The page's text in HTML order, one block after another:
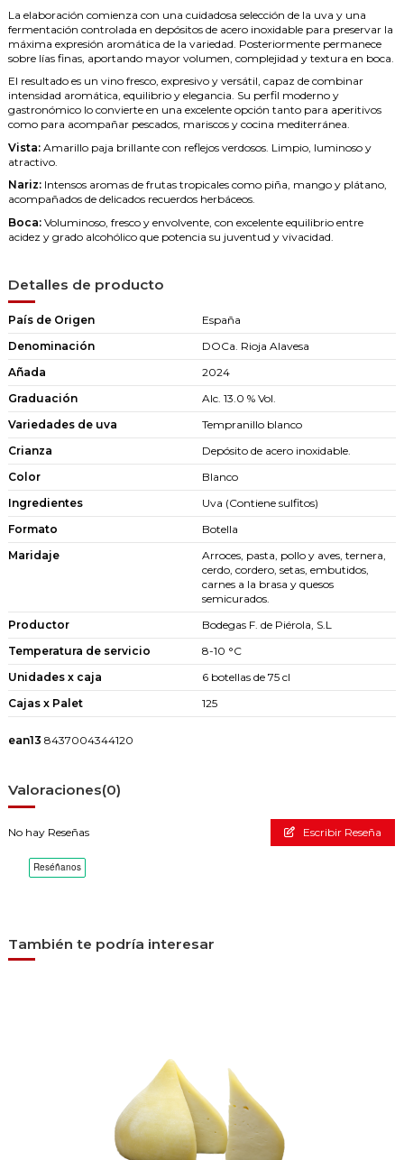
La elaboración comienza con una cuidadosa selección de la uva y una
fermentación controlada en depósitos de acero inoxidable para preservar la
máxima expresión aromática de la variedad. Posteriormente permanece
sobre lías finas, aportando mayor volumen, complejidad y textura en boca.
El resultado es un vino fresco, expresivo y versátil, capaz de combinar
intensidad aromática, equilibrio y elegancia. Su perfil moderno y
gastronómico lo convierte en una excelente opción tanto para aperitivos
como para acompañar pescados, mariscos y cocina mediterránea.
Vista: Amarillo paja brillante con reflejos verdosos. Limpio, luminoso y
atractivo.
Nariz: Intensos aromas de frutas tropicales como piña, mango y plátano,
acompañados de delicados recuerdos herbáceos.
Boca: Voluminoso, fresco y envolvente, con excelente equilibrio entre
acidez y grado alcohólico que potencia su juventud y vivacidad.
Detalles de producto
País de Origen
España
Denominación
DOCa. Rioja Alavesa
Añada
2024
Graduación
Alc. 13.0 % Vol.
Variedades de uva
Tempranillo blanco
Crianza
Depósito de acero inoxidable.
Color
Blanco
Ingredientes
Uva (Contiene sulfitos)
Formato
Botella
Maridaje
Arroces, pasta, pollo y aves, ternera,
cerdo, cordero, setas, embutidos,
carnes a la brasa y quesos
semicurados.
Productor
Bodegas F. de Piérola, S.L
Temperatura de servicio
8-10 °C
Unidades x caja
6 botellas de 75 cl
Cajas x Palet
125
ean13 8437004344120
Valoraciones(0)
No hay Reseñas Escribir Reseña
También te podría interesar